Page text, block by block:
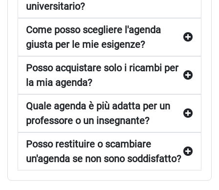
universitario?
Come posso scegliere l'agenda
giusta per le mie esigenze?
Posso acquistare solo i ricambi per
la mia agenda?
Quale agenda è più adatta per un
professore o un insegnante?
Posso restituire o scambiare
un'agenda se non sono soddisfatto?